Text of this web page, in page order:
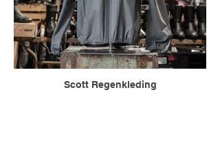
Scott Regenkleding